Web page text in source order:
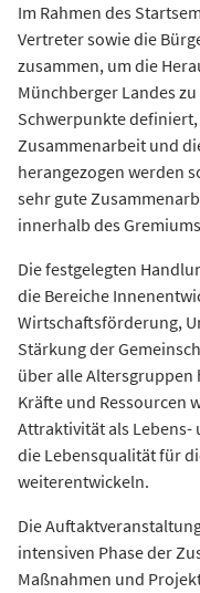
Im Rahmen des
Vertreter sowie die
zusammen, um die
Münchberger Landes
Schwerpunkte
Zusammenarbeit und
herangezogen werden
sehr gute
innerhalb des
Die festgelegten
die Bereiche
Wirtschaftsförderung,
Stärkung der
über alle Altersgruppen
Kräfte und Ressourcen
Attraktivität als
die Lebensqualität für
weiterentwickeln.
Die
intensiven Phase der
Maßnahmen und